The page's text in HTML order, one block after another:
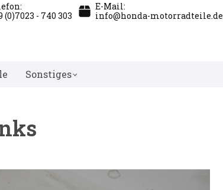
(0)7023 - 740 303
E-Mail:
info@honda-motorradteile.de
Sonstiges